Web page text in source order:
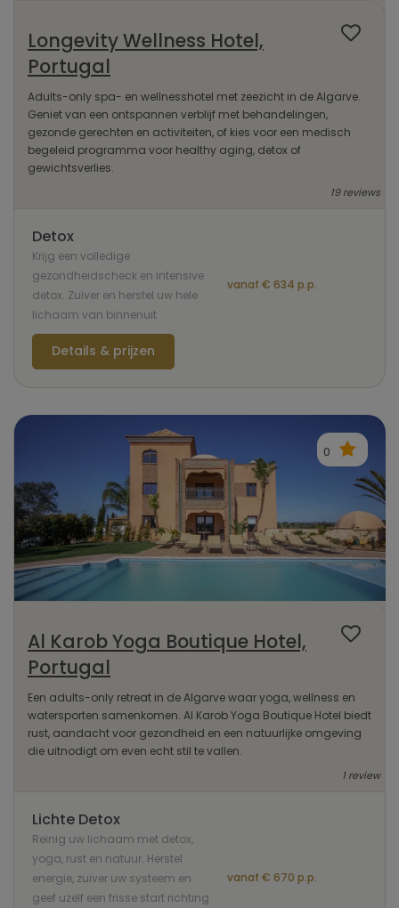
Longevity Wellness Hotel,
Portugal
Adults-only spa- en wellnesshotel met zeezicht in de Algarve.
Geniet van een ontspannen verblijf met behandelingen,
gezonde gerechten en activiteiten, of kies voor een medisch
begeleid programma voor healthy aging, detox of
gewichtsverlies.
19 reviews
Detox
Krijg een volledige
gezondheidscheck en intensive
detox. Zuiver en herstel uw hele
lichaam van binnenuit
vanaf € 634 p.p.
Details & prijzen
0
Al Karob Yoga Boutique Hotel,
Portugal
Een adults-only retreat in de Algarve waar yoga, wellness en
watersporten samenkomen. Al Karob Yoga Boutique Hotel biedt
rust, aandacht voor gezondheid en een natuurlijke omgeving
die uitnodigt om even echt stil te vallen.
1 review
Lichte Detox
Reinig uw lichaam met detox,
yoga, rust en natuur. Herstel
energie, zuiver uw systeem en
geef uzelf een frisse start richting
vanaf € 670 p.p.